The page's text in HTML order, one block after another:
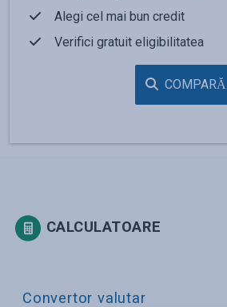
Alegi cel mai bun credit
Verifici gratuit eligibilitatea
COMPARĂ
CALCULATOARE
Convertor valutar